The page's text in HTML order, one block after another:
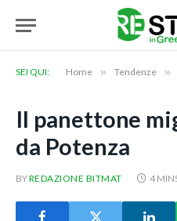
SEI QUI: Home » Tendenze »
Il panettone
da Potenza
BYREDAZIONE BITMAT 4